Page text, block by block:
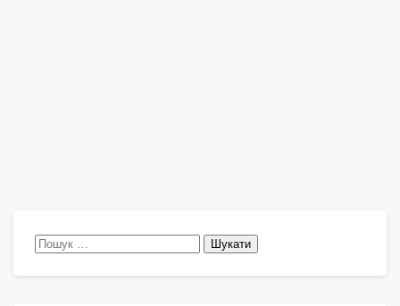
Пошук: